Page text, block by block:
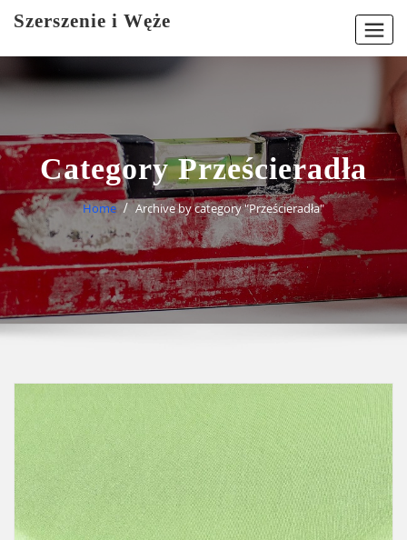
Szerszenie i Węże
Category Prześcieradła
Home Archive by category "Prześcieradła"